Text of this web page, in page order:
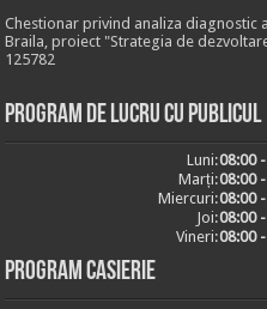
Chestionar privind analiza diagnostic
Braila, proiect "Strategia de
125782
Program de lucru cu publicul
Luni:08:00
Marți:08:00
Miercuri:08:00
Joi:08:00
Vineri:08:00
Program casierie